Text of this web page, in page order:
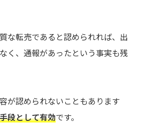
な転売であると認められれば、出
く、通報があったという事実も残
が認められないこともあります
段として有効です。